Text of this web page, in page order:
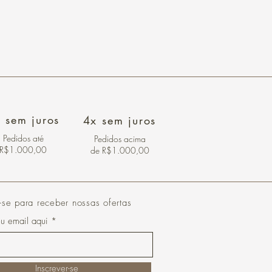
sem juros
Pedidos até
R$1.000,00
4x sem juros
Pedidos acima
de R$1.000,00
para receber nossas ofertas
email aqui
Inscrever-se